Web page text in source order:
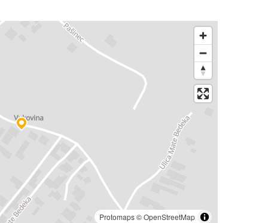
Protomaps©OpenStreetMap